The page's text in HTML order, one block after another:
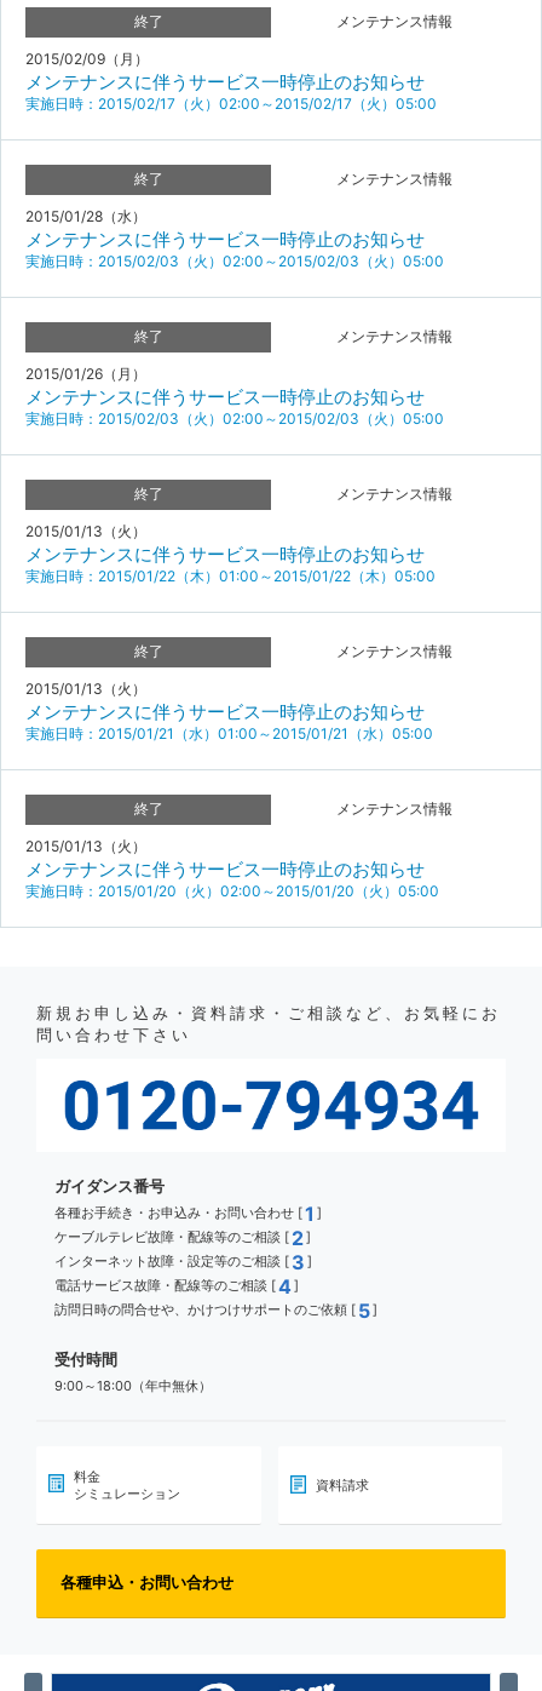
終了 メンテナンス情報
2015/02/09（月）
メンテナンスに伴うサービス一時停止のお知らせ
実施日時：2015/02/17（火）02:00～2015/02/17（火）05:00
終了 メンテナンス情報
2015/01/28（水）
メンテナンスに伴うサービス一時停止のお知らせ
実施日時：2015/02/03（火）02:00～2015/02/03（火）05:00
終了 メンテナンス情報
2015/01/26（月）
メンテナンスに伴うサービス一時停止のお知らせ
実施日時：2015/02/03（火）02:00～2015/02/03（火）05:00
終了 メンテナンス情報
2015/01/13（火）
メンテナンスに伴うサービス一時停止のお知らせ
実施日時：2015/01/22（木）01:00～2015/01/22（木）05:00
終了 メンテナンス情報
2015/01/13（火）
メンテナンスに伴うサービス一時停止のお知らせ
実施日時：2015/01/21（水）01:00～2015/01/21（水）05:00
終了 メンテナンス情報
2015/01/13（火）
メンテナンスに伴うサービス一時停止のお知らせ
実施日時：2015/01/20（火）02:00～2015/01/20（火）05:00
新規お申し込み・資料請求・ご相談など、お気軽にお
問い合わせ下さい
ガイダンス番号
各種お手続き・お申込み・お問い合わせ [1 ]
ケーブルテレビ故障・配線等のご相談 [ 2]
インターネット故障・設定等のご相談 [ 3 ]
電話サービス故障・配線等のご相談 [4]
訪問日時の問合せや、かけつけサポートのご依頼 [ 5]
受付時間
9:00～18:00（年中無休）
料金
シミュレーション
資料請求
各種申込・お問い合わせ